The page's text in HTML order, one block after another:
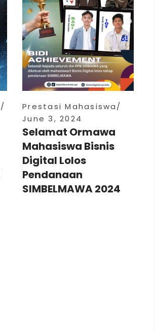
Prestasi Mahasiswa
June 3, 2024
Selamat Ormawa
Mahasiswa Bisnis
Digital Lolos
Pendanaan
SIMBELMAWA 2024